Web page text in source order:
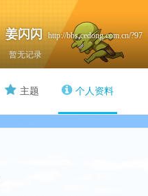
姜闪闪
http://bbs.cedong.com.cn/?97
暂无记录
主题 个人资料